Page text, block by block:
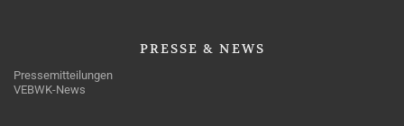
PRESSE & NEWS
Pressemitteilungen
VEBWK-News